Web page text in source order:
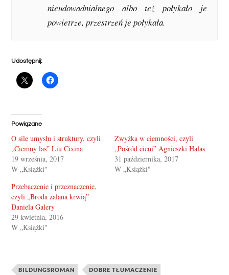
nieudowadnialnego albo też połykało je
powietrze, przestrzeń je połykała.
Udostępnij:
Powiązane
O sile umysłu i struktury, czyli
„Ciemny las” Liu Cixina
19 września, 2017
W „Książki"
Zwyżka w ciemności, czyli
„Pośród cieni” Agnieszki Hałas
31 października, 2017
W „Książki"
Przebaczenie i przeznaczenie,
czyli „Broda zalana krwią”
Daniela Galery
29 kwietnia, 2016
W „Książki"
BILDUNGSROMAN DOBRE TŁUMACZENIE